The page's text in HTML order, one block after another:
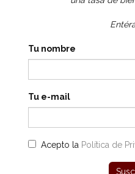
Tu nombre
Tu e-mail
Acepto la Política de